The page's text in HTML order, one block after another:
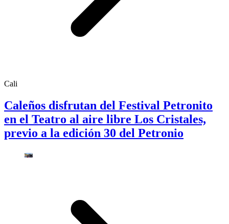
Cali
Caleños disfrutan del Festival Petronito
en el Teatro al aire libre Los Cristales,
previo a la edición 30 del Petronio